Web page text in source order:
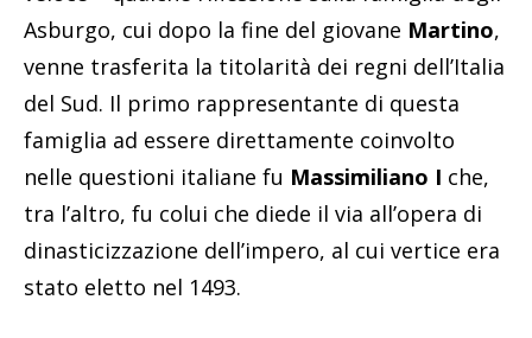
Asburgo, cui dopo la fine del giovane Martino,
venne trasferita la titolarità dei regni dell’Italia
del Sud. Il primo rappresentante di questa
famiglia ad essere direttamente coinvolto
nelle questioni italiane fu Massimiliano I che,
tra l’altro, fu colui che diede il via all’opera di
dinasticizzazione dell’impero, al cui vertice era
stato eletto nel 1493.